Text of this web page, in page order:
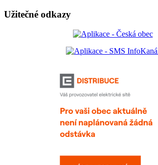
Užitečné odkazy